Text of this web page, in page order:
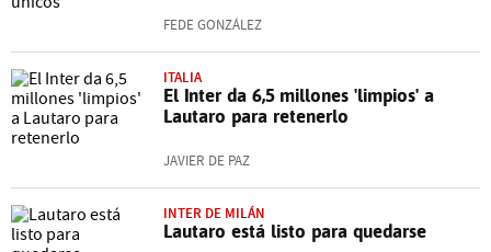
FEDE GONZÁLEZ
ITALIA
El Inter da 6,5 millones 'limpios' a
Lautaro para retenerlo
JAVIER DE PAZ
INTER DE MILÁN
Lautaro está listo para quedarse